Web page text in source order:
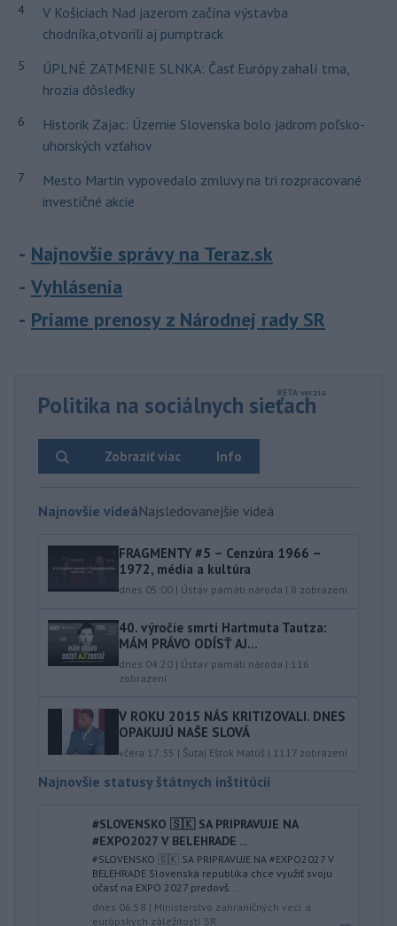
4
V Košiciach Nad jazerom začína výstavba
chodníka,otvorili aj pumptrack
5
ÚPLNÉ ZATMENIE SLNKA: Časť Európy zahalí tma,
hrozia dôsledky
6
Historik Zajac: Územie Slovenska bolo jadrom poľsko-
uhorských vzťahov
7
Mesto Martin vypovedalo zmluvy na tri rozpracované
investičné akcie
Najnovšie správy na Teraz.sk
Vyhlásenia
Priame prenosy z Národnej rady SR
Politika na sociálnych sieťach
Info
Zobraziť viac
Najnovšie videáNajsledovanejšie videá
FRAGMENTY #5 – Cenzúra 1966 –
1972, média a kultúra
dnes 05:00 | Ústav pamäti národa | 8 zobrazení
40.⁠ ⁠výročie smrti Hartmuta Tautza:
MÁM PRÁVO ODÍSŤ AJ...
dnes 04:20 | Ústav pamäti národa | 116
zobrazení
V ROKU 2015 NÁS KRITIZOVALI. DNES
OPAKUJÚ NAŠE SLOVÁ
včera 17:35 | Šutaj Eštok Matúš | 1117 zobrazení
Najnovšie statusy štátnych inštitúcií
#SLOVENSKO 🇸🇰 SA PRIPRAVUJE NA
#EXPO2027 V BELEHRADE ...
#SLOVENSKO 🇸🇰 SA PRIPRAVUJE NA #EXPO2027 V
BELEHRADE Slovenská republika chce využiť svoju
účasť na EXPO 2027 predovš...
dnes 06:58 | Ministerstvo zahraničných vecí a
európskych záležitostí SR